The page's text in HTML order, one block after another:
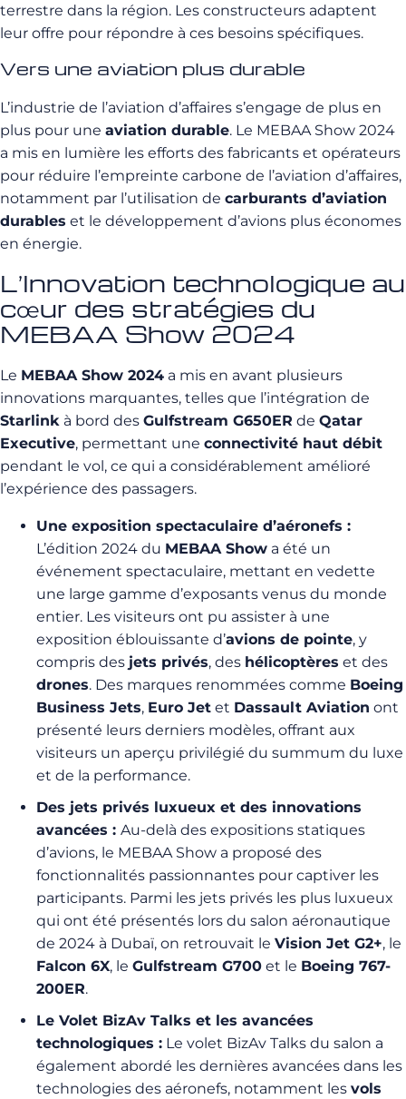
terrestre dans la région. Les constructeurs adaptent
leur offre pour répondre à ces besoins spécifiques.
Vers une aviation plus durable
L’industrie de l’aviation d’affaires s’engage de plus en
plus pour une aviation durable. Le MEBAA Show 2024
a mis en lumière les efforts des fabricants et opérateurs
pour réduire l’empreinte carbone de l’aviation d’affaires,
notamment par l’utilisation de carburants d’aviation
durables et le développement d’avions plus économes
en énergie.
L’Innovation technologique au
cœur des stratégies du
MEBAA Show 2024
Le MEBAA Show 2024 a mis en avant plusieurs
innovations marquantes, telles que l’intégration de
Starlink à bord des Gulfstream G650ER de Qatar
Executive, permettant une connectivité haut débit
pendant le vol, ce qui a considérablement amélioré
l’expérience des passagers.
Une exposition spectaculaire d’aéronefs :
L’édition 2024 du MEBAA Show a été un
événement spectaculaire, mettant en vedette
une large gamme d’exposants venus du monde
entier. Les visiteurs ont pu assister à une
exposition éblouissante d’avions de pointe, y
compris des jets privés, des hélicoptères et des
drones. Des marques renommées comme Boeing
Business Jets, Euro Jet et Dassault Aviation ont
présenté leurs derniers modèles, offrant aux
visiteurs un aperçu privilégié du summum du luxe
et de la performance.
Des jets privés luxueux et des innovations
avancées : Au-delà des expositions statiques
d’avions, le MEBAA Show a proposé des
fonctionnalités passionnantes pour captiver les
participants. Parmi les jets privés les plus luxueux
qui ont été présentés lors du salon aéronautique
de 2024 à Dubaï, on retrouvait le Vision Jet G2+, le
Falcon 6X, le Gulfstream G700 et le Boeing 767-
200ER.
Le Volet BizAv Talks et les avancées
technologiques : Le volet BizAv Talks du salon a
également abordé les dernières avancées dans les
technologies des aéronefs, notamment les vols